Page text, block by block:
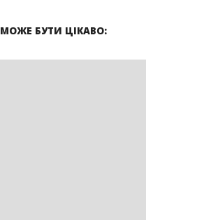
БУТИ ЦІКАВО: